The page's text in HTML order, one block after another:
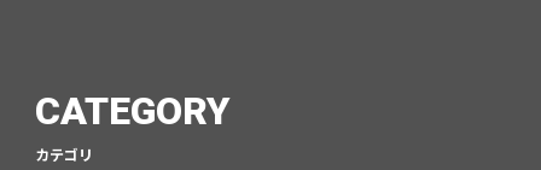
CATEGORY
カテゴリ